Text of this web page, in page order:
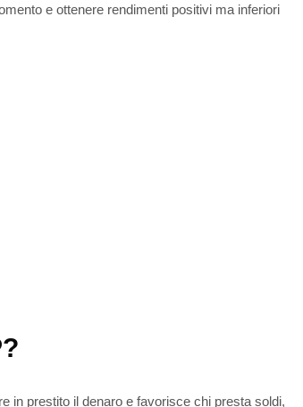
e ottenere rendimenti positivi ma inferiori
in prestito il denaro e favorisce chi presta soldi,